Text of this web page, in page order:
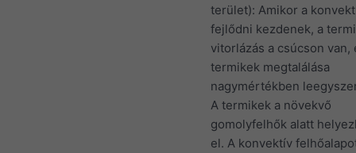
terület): Amikor a
fejlődni kezdenek, a
vitorlázás a csúcson van,
termikek megtalálása
nagymértékben
A termikek a növekvő
gomolyfelhők alatt
el. A konvektív